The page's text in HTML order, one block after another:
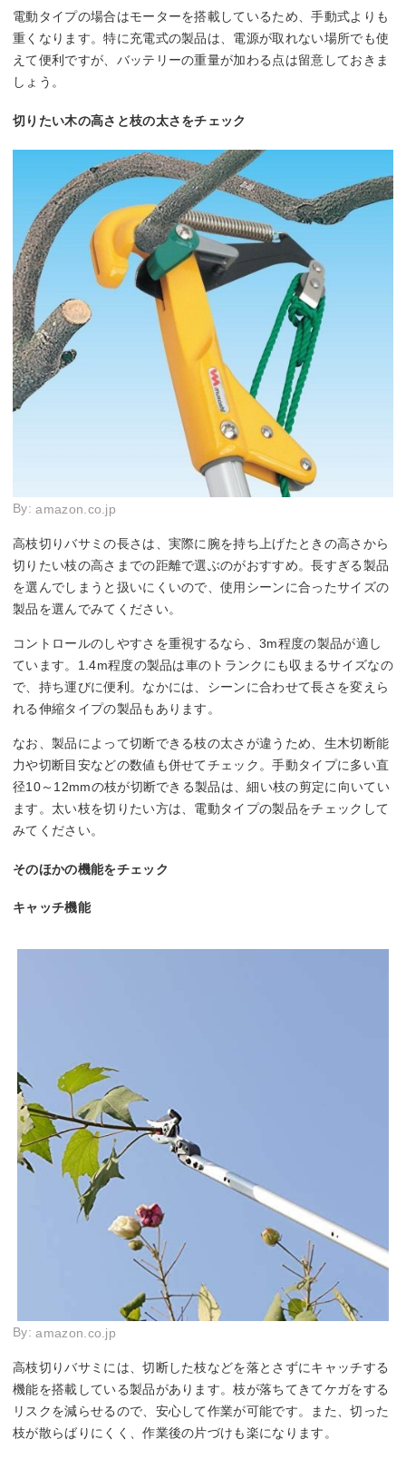
電動タイプの場合はモーターを搭載しているため、手動式よりも
重くなります。特に充電式の製品は、電源が取れない場所でも使
えて便利ですが、バッテリーの重量が加わる点は留意しておきま
しょう。
切りたい木の高さと枝の太さをチェック
By:amazon.co.jp
高枝切りバサミの長さは、実際に腕を持ち上げたときの高さから
切りたい枝の高さまでの距離で選ぶのがおすすめ。長すぎる製品
を選んでしまうと扱いにくいので、使用シーンに合ったサイズの
製品を選んでみてください。
コントロールのしやすさを重視するなら、3m程度の製品が適し
ています。1.4m程度の製品は車のトランクにも収まるサイズなの
で、持ち運びに便利。なかには、シーンに合わせて長さを変えら
れる伸縮タイプの製品もあります。
なお、製品によって切断できる枝の太さが違うため、生木切断能
力や切断目安などの数値も併せてチェック。手動タイプに多い直
径10～12mmの枝が切断できる製品は、細い枝の剪定に向いてい
ます。太い枝を切りたい方は、電動タイプの製品をチェックして
みてください。
そのほかの機能をチェック
キャッチ機能
By:amazon.co.jp
高枝切りバサミには、切断した枝などを落とさずにキャッチする
機能を搭載している製品があります。枝が落ちてきてケガをする
リスクを減らせるので、安心して作業が可能です。また、切った
枝が散らばりにくく、作業後の片づけも楽になります。